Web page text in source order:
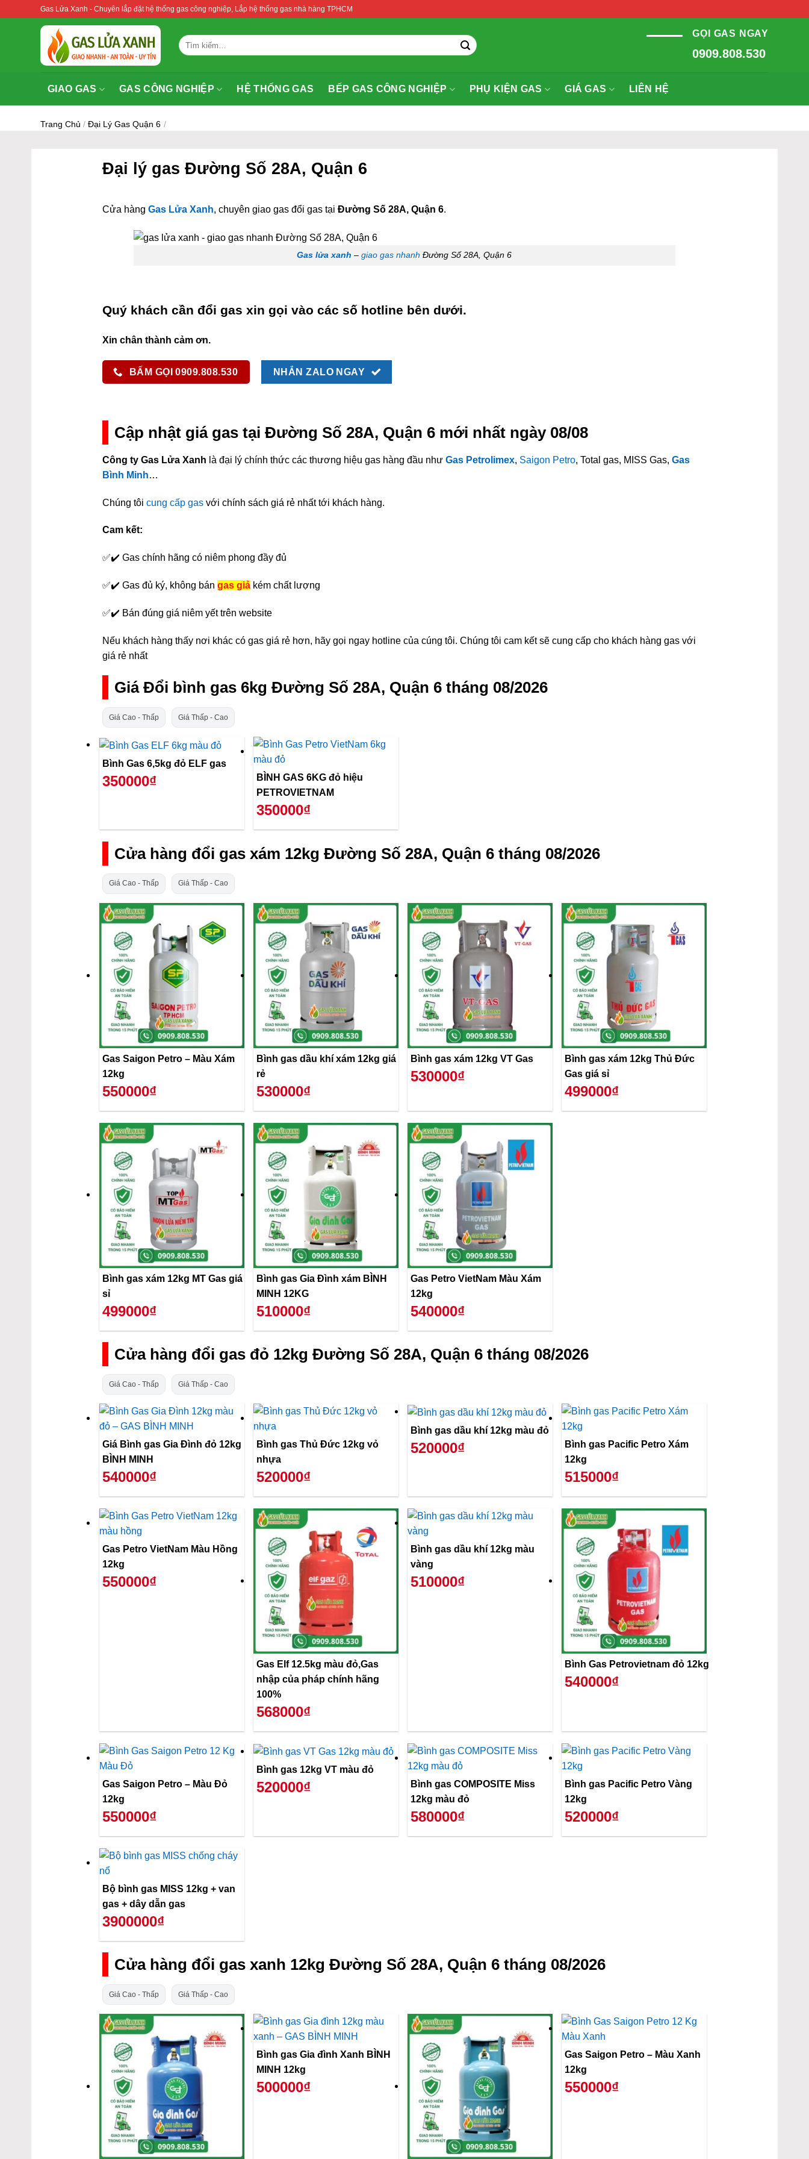
Gas Lửa Xanh - Chuyên lắp đặt hệ thống gas công nghiệp, Lắp hệ thống gas nhà hàng TPHCM
Tìm
kiếm:
GỌI GAS NGAY
0909.808.530
GIAO GAS GAS CÔNG NGHIỆP HỆ THỐNG GAS BẾP GAS CÔNG NGHIỆP PHỤ KIỆN GAS GIÁ GAS LIÊN HỆ
Trang Chủ / Đại Lý Gas Quận 6 /
Đại lý gas Đường Số 28A, Quận 6
Cửa hàngGas Lửa Xanh, chuyên giao gas đổi gas tạiĐường Số 28A, Quận 6.
Gas lửa xanh –giao gas nhanh Đường Số 28A, Quận 6
Quý khách cần đổi gas xin gọi vào các số hotline bên dưới.
Xin chân thành cảm ơn.
BẤM GỌI 0909.808.530 NHẮN ZALO NGAY
Cập nhật giá gas tại Đường Số 28A, Quận 6 mới nhất ngày 08/08
Công ty Gas Lửa Xanh là đại lý chính thức các thương hiệu gas hàng đầu nhưGas Petrolimex, Saigon Petro, Total gas, MISS Gas,Gas
Bình Minh…
Chúng tôicung cấp gas với chính sách giá rẻ nhất tới khách hàng.
Cam kết:
✅✔️ Gas chính hãng có niêm phong đầy đủ
✅✔️ Gas đủ ký, không bángas giả kém chất lượng
✅✔️ Bán đúng giá niêm yết trên website
Nếu khách hàng thấy nơi khác có gas giá rẻ hơn, hãy gọi ngay hotline của cúng tôi. Chúng tôi cam kết sẽ cung cấp cho khách hàng gas với
giá rẻ nhất
Giá Đổi bình gas 6kg Đường Số 28A, Quận 6 tháng 08/2026
Giá Cao - Thấp Giá Thấp - Cao
Bình Gas 6,5kg đỏ ELF gas
350000₫
BÌNH GAS 6KG đỏ hiệu
PETROVIETNAM
350000₫
Cửa hàng đổi gas xám 12kg Đường Số 28A, Quận 6 tháng 08/2026
Giá Cao - Thấp Giá Thấp - Cao
Gas Saigon Petro – Màu Xám
12kg
550000₫
Bình gas dầu khí xám 12kg giá
rẻ
530000₫
Bình gas xám 12kg VT Gas
530000₫
Bình gas xám 12kg Thủ Đức
Gas giá sỉ
499000₫
Bình gas xám 12kg MT Gas giá
sỉ
499000₫
Bình gas Gia Đình xám BÌNH
MINH 12KG
510000₫
Gas Petro VietNam Màu Xám
12kg
540000₫
Cửa hàng đổi gas đỏ 12kg Đường Số 28A, Quận 6 tháng 08/2026
Giá Cao - Thấp Giá Thấp - Cao
Giá Bình gas Gia Đình đỏ 12kg
BÌNH MINH
540000₫
Bình gas Thủ Đức 12kg vỏ
nhựa
520000₫
Bình gas dầu khí 12kg màu đỏ
520000₫
Bình gas Pacific Petro Xám
12kg
515000₫
Gas Petro VietNam Màu Hồng
12kg
550000₫
Gas Elf 12.5kg màu đỏ,Gas
nhập của pháp chính hãng
100%
568000₫
Bình gas dầu khí 12kg màu
vàng
510000₫
Bình Gas Petrovietnam đỏ 12kg
540000₫
Gas Saigon Petro – Màu Đỏ
12kg
550000₫
Bình gas 12kg VT màu đỏ
520000₫
Bình gas COMPOSITE Miss
12kg màu đỏ
580000₫
Bình gas Pacific Petro Vàng
12kg
520000₫
Bộ bình gas MISS 12kg + van
gas + dây dẫn gas
3900000₫
Cửa hàng đổi gas xanh 12kg Đường Số 28A, Quận 6 tháng 08/2026
Giá Cao - Thấp Giá Thấp - Cao
Bình gas Gia đình Xanh BÌNH
MINH 12kg
500000₫
Gas Saigon Petro – Màu Xanh
12kg
550000₫